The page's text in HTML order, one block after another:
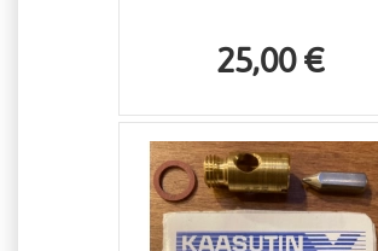
25,00 €